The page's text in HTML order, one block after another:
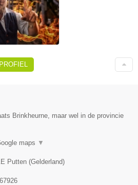
Brinkheurne, maar wel in de provincie
maps ▼
Putten (Gelderland)